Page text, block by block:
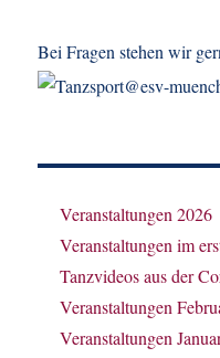
Bei Fragen stehen wir
Veranstaltungen 2026
Veranstaltungen im
Tanzvideos aus der
Veranstaltungen
Veranstaltungen